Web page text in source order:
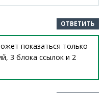
ОТВЕТИТЬ
показаться только
3 блока ссылок и 2